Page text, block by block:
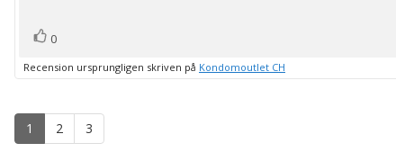
Rösta
0
Recension ursprungligen skriven på Kondomoutlet CH
1 2 3